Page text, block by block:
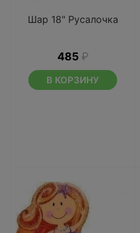
Шар 18" Русалочка
485 ₽
В КОРЗИНУ